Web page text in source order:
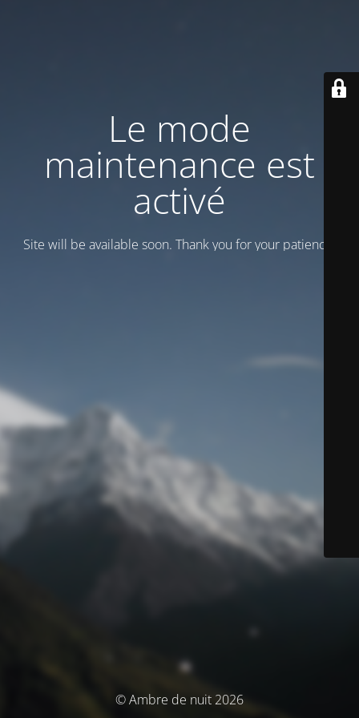
Le mode
maintenance est
activé
Site will be available soon. Thank you for your patience!
© Ambre de nuit 2026